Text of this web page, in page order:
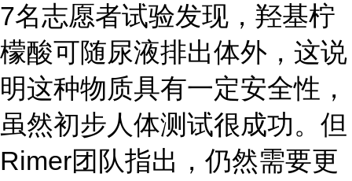
7名志愿者试验发现，羟基柠
檬酸可随尿液排出体外，这说
明这种物质具有一定安全性，
虽然初步人体测试很成功。但
Rimer团队指出，仍然需要更